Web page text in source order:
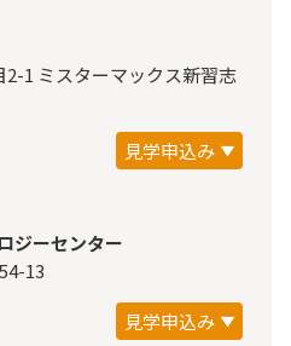
1 ミスターマックス新習志
見学申込み
ジーセンター
13
見学申込み